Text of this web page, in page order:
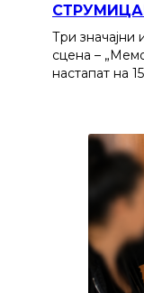
Три значајни
сцена –
настапат на